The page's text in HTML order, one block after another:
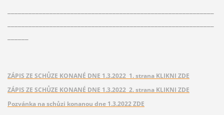
ZÁPIS ZE SCHŮZE KONANÉ DNE 1.3.2022 1. strana KLIKNI ZDE
ZÁPIS ZE SCHŮZE KONANÉ DNE 1.3.2022 2. strana KLIKNI ZDE
Pozvánka na schůzi konanou dne 1.3.2022 ZDE